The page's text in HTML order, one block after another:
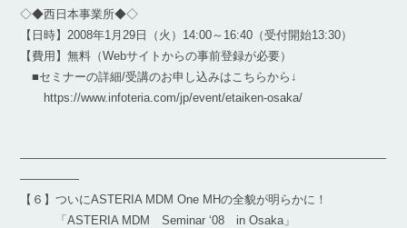
◇◆西日本事業所◆◇
【日時】2008年1月29日（火）14:00～16:40（受付開始13:30）
【費用】無料（Webサイトからの事前登録が必要）
■セミナーの詳細/受講のお申し込みはこちらから↓
https://www.infoteria.com/jp/event/etaiken-osaka/
―――――――――――――――――――――――――――――――
―――――
【６】ついにASTERIA MDM One MHの全貌が明らかに！
「ASTERIA MDM Seminar ‘08 in Osaka」